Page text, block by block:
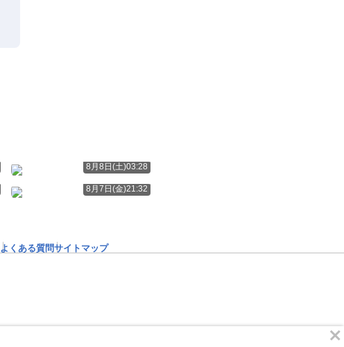
8月8日(土)03:28
8月7日(金)21:32
よくある質問サイトマップ